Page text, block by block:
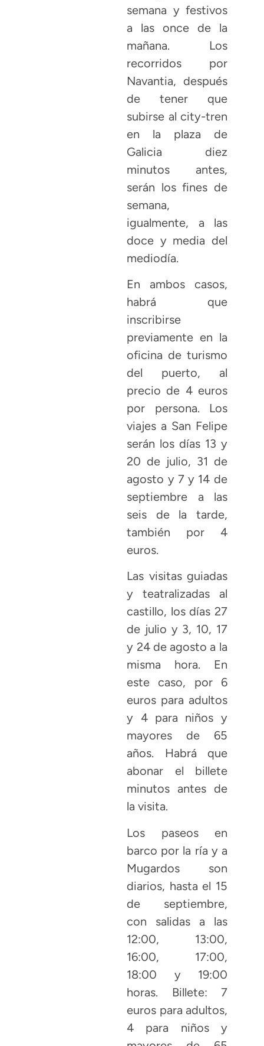
semana y festivos
a las once de la
mañana. Los
recorridos por
Navantia, después
de tener que
subirse al city-tren
en la plaza de
Galicia diez
minutos antes,
serán los fines de
semana,
igualmente, a las
doce y media del
mediodía.
En ambos casos,
habrá que
inscribirse
previamente en la
oficina de turismo
del puerto, al
precio de 4 euros
por persona. Los
viajes a San Felipe
serán los días 13 y
20 de julio, 31 de
agosto y 7 y 14 de
septiembre a las
seis de la tarde,
también por 4
euros.
Las visitas guiadas
y teatralizadas al
castillo, los días 27
de julio y 3, 10, 17
y 24 de agosto a la
misma hora. En
este caso, por 6
euros para adultos
y 4 para niños y
mayores de 65
años. Habrá que
abonar el billete
minutos antes de
la visita.
Los paseos en
barco por la ría y a
Mugardos son
diarios, hasta el 15
de septiembre,
con salidas a las
12:00, 13:00,
16:00, 17:00,
18:00 y 19:00
horas. Billete: 7
euros para adultos,
4 para niños y